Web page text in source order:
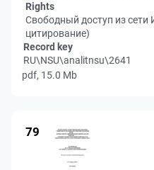
Rights
Свободный доступ из сети
цитирование)
Record key
RU\NSU\analitnsu\2641
pdf, 15.0 Mb
79